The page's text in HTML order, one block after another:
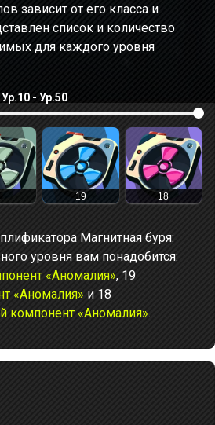
зависит от его класса и
список и количество
для каждого уровня
Ур.10 - Ур.50
19 18
Магнитная буря:
уровня вам понадобится:
«Аномалия», 19
«Аномалия» и 18
компонент «Аномалия».